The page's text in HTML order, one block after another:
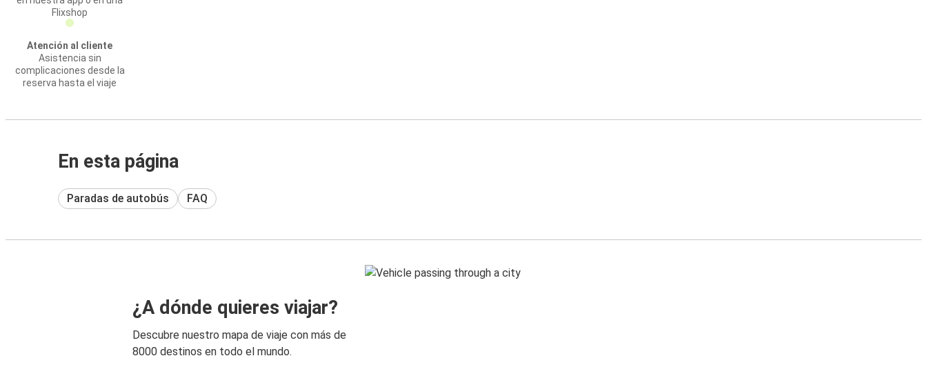
Flixshop
Atención al cliente
Asistencia sin
complicaciones desde la
reserva hasta el viaje
En esta página
Paradas de autobús FAQ
¿A dónde quieres viajar?
Descubre nuestro mapa de viaje con más de
8000 destinos en todo el mundo.